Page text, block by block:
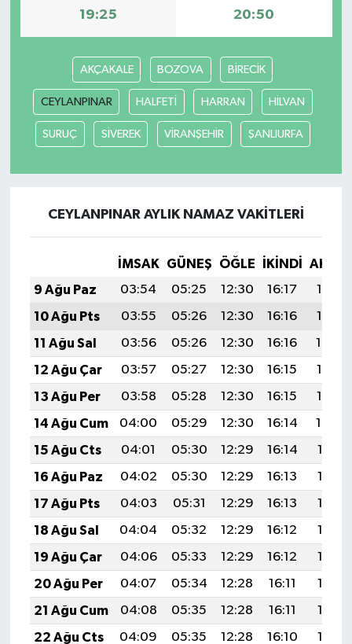
19:25 20:50
AKÇAKALE BOZOVA BİRECİK
CEYLANPINAR HALFETİ HARRAN HİLVAN
SURUÇ SİVEREK VİRANŞEHİR ŞANLIURFA
CEYLANPINAR AYLIK NAMAZ VAKITLERI
İMSAK GÜNEŞ ÖĞLE İKINDI
9 Ağu Paz
03:54 05:25 12:30 16:17
19:26
10 Ağu Pts
03:55 05:26 12:30 16:16
19:25
11 Ağu Sal
03:56 05:26 12:30 16:16
19:24
12 Ağu Çar
03:57 05:27 12:30 16:15
19:23
13 Ağu Per
03:58 05:28 12:30 16:15
19:22
14 Ağu Cum
04:00 05:29 12:30 16:14
19:20
15 Ağu Cts
04:01 05:30 12:29 16:14
19:19
16 Ağu Paz
04:02 05:30 12:29 16:13
19:18
17 Ağu Pts
04:03 05:31 12:29 16:13
19:17
18 Ağu Sal
04:04 05:32 12:29 16:12
19:16
19 Ağu Çar
04:06 05:33 12:29 16:12
19:14
20 Ağu Per
04:07 05:34 12:28 16:11
19:13
21 Ağu Cum
04:08 05:35 12:28 16:11
19:12
22 Ağu Cts
04:09 05:35 12:28 16:10
19:10